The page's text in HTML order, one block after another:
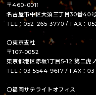
〒460-0011
名古屋市中区大須三丁目30番40
TEL：052-265-3770 / FAX：
〇東京支社
〒107-0052
東京都港区赤坂1丁目5-12 第二虎
TEL：03-5544-9617 / FAX：
〇福岡サテライトオフィス